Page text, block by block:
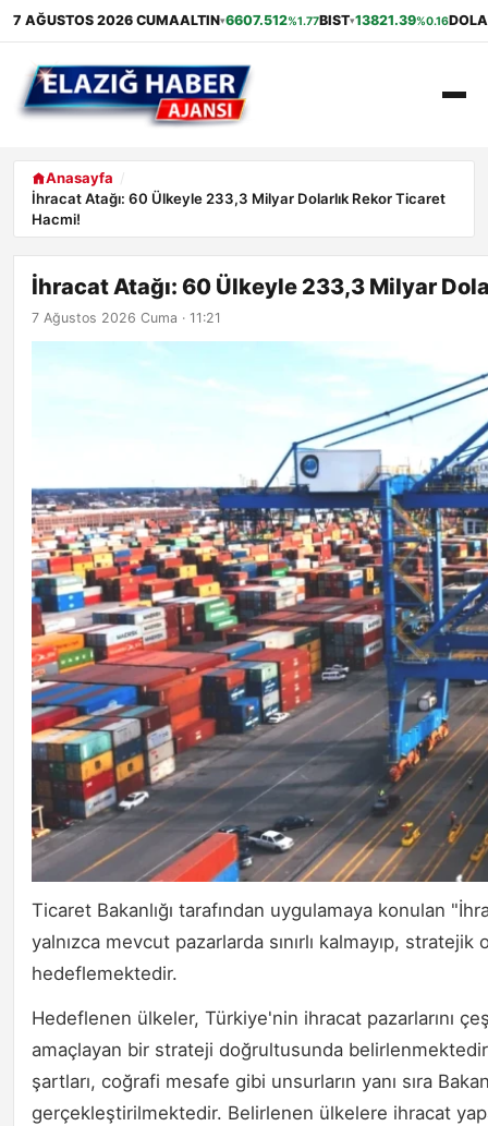
7 AĞUSTOS 2026 CUMAALTIN▾6607.512%1.77BIST▾13821.39%0.16
ANASAYFA
GÜNDEM
EKONOMI
SAĞLIK
Anasayfa
İhracat Atağı: 60 Ülkeyle 233,3 Milyar Dolarlık Rekor Ticaret
Hacmi!
İhracat Atağı: 60 Ülkeyle 233,3 Milyar
7 Ağustos 2026 Cuma · 11:21
Ticaret Bakanlığı tarafından uygulamaya konulan
yalnızca mevcut pazarlarda sınırlı kalmayıp,
hedeflemektedir.
Hedeflenen ülkeler, Türkiye'nin ihracat pazarlarını
amaçlayan bir strateji doğrultusunda
şartları, coğrafi mesafe gibi unsurların yanı sıra
gerçekleştirilmektedir. Belirlenen ülkelere ihracat